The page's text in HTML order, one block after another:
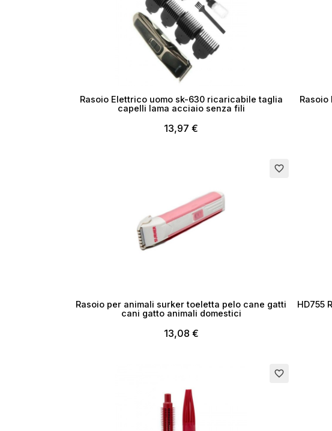
Rasoio Elettrico uomo sk-630 ricaricabile taglia
capelli lama acciaio senza fili
13,97 €
favorite_border
Rasoio per animali surker toeletta pelo cane gatti
cani gatto animali domestici
13,08 €
HD755
favorite_border
Crea lista